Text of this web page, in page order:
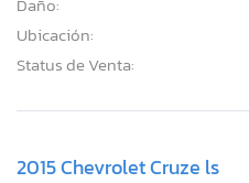
Ubicación:
Status de Venta:
2015 Chevrolet Cruze ls